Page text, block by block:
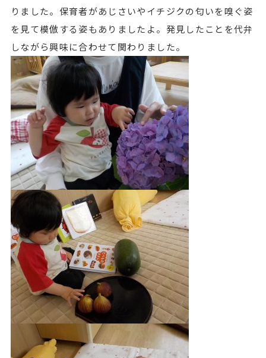
りました。保育者があじさいやイチジクの匂いを嗅ぐ姿
を見て模倣する姿もありましたよ。発見したことを代弁
しながら興味に合わせて関わりました。